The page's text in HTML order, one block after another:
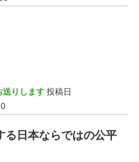
送りします 投稿日
る日本ならではの公平